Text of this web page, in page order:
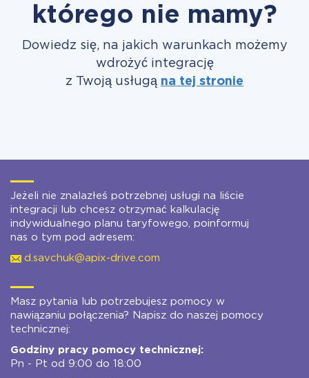
którego nie mamy?
Dowiedz się, na jakich warunkach możemy
wdrożyć integrację
z Twoją usługą na tej stronie
Jeżeli nie znalazłeś potrzebnej usługi na liście
integracji lub chcesz otrzymać kalkulację
indywidualnego planu taryfowego, poinformuj
nas o tym pod adresem:
d.savchuk@apix-drive.com
Masz pytania lub potrzebujesz pomocy w
nawiązaniu połączenia? Napisz do naszej pomocy
technicznej:
Godziny pracy pomocy technicznej:
Pn - Pt od 9:00 do 18:00